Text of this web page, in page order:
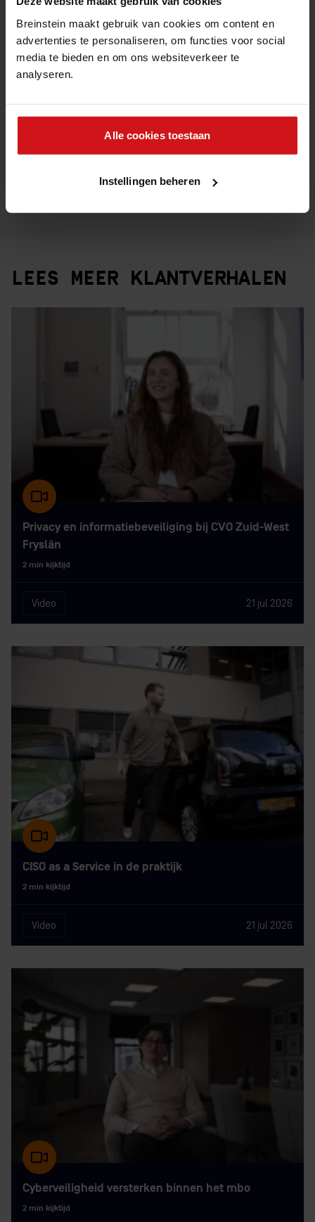
Breinstein maakt gebruik van cookies om content en
advertenties te personaliseren, om functies voor social
media te bieden en om ons websiteverkeer te
analyseren.
Alle cookies toestaan
Instellingen beheren
MEER WETEN OVER BREINSTEIN?
Veelgestelde vragen
LEES MEER KLANTVERHALEN
Privacy en informatiebeveiliging bij CVO Zuid-West
Fryslân
2 min kijktijd
Video 21 jul 2026
CISO as a Service in de praktijk
2 min kijktijd
Video 21 jul 2026
Cyberveiligheid versterken binnen het mbo
2 min kijktijd